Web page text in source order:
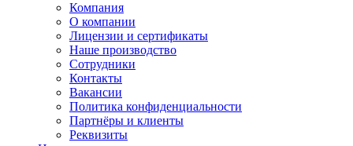
Компания
О компании
Лицензии и сертификаты
Наше производство
Сотрудники
Контакты
Вакансии
Политика конфиденциальности
Партнёры и клиенты
Реквизиты